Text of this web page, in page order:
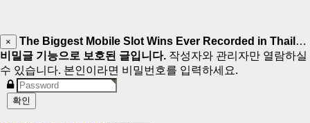
×
The Biggest Mobile Slot Wins Ever Recorded in Thailand
비밀글 기능으로 보호된 글입니다. 작성자와 관리자만 열람하실
수 있습니다. 본인이라면 비밀번호를 입력하세요.